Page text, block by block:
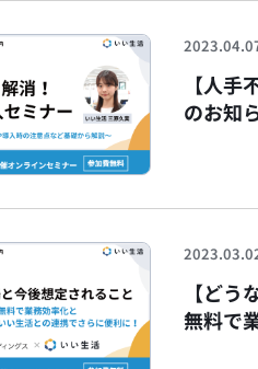
【人
のお知
【ど
無料で